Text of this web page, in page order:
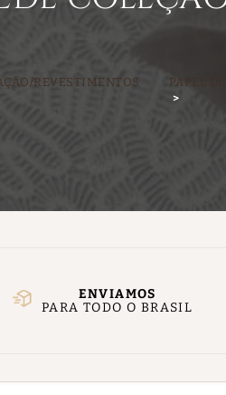
REVESTIMENTOS PAPEL DE
ENVIAMOS
PARA TODO O BRASIL